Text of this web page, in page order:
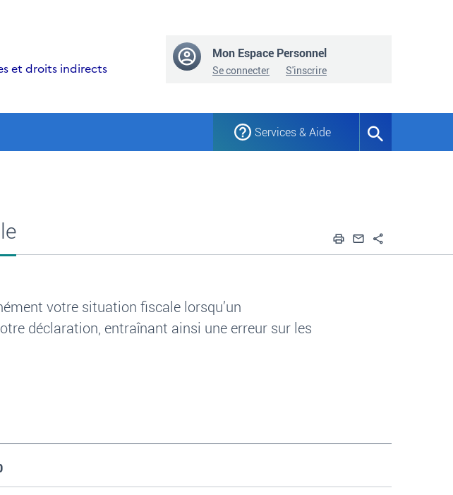
et droits indirects
Mon Espace Personnel
Se connecter S'inscrire
Services & Aide
Formulaire
ImprimerEnvoyer par
votre situation fiscale lorsqu’un
déclaration, entraînant ainsi une erreur sur les